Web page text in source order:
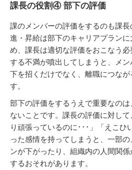
課長の役割④ 部下の評価
課のメンバーの評価をするのも課
進・昇給は部下のキャリアプラン
め、課長は適切な評価をおこなう
する不満が噴出してしまうと、メ
下を招くだけでなく、離職につな
す。
部下の評価をするうえで重要なの
ないことです。課長の評価に対し
り頑張っているのに･･･」「えこひ
った感情を持ってしまうと、一部
ンが下がったり、組織内の人間関
するおそれがあります。